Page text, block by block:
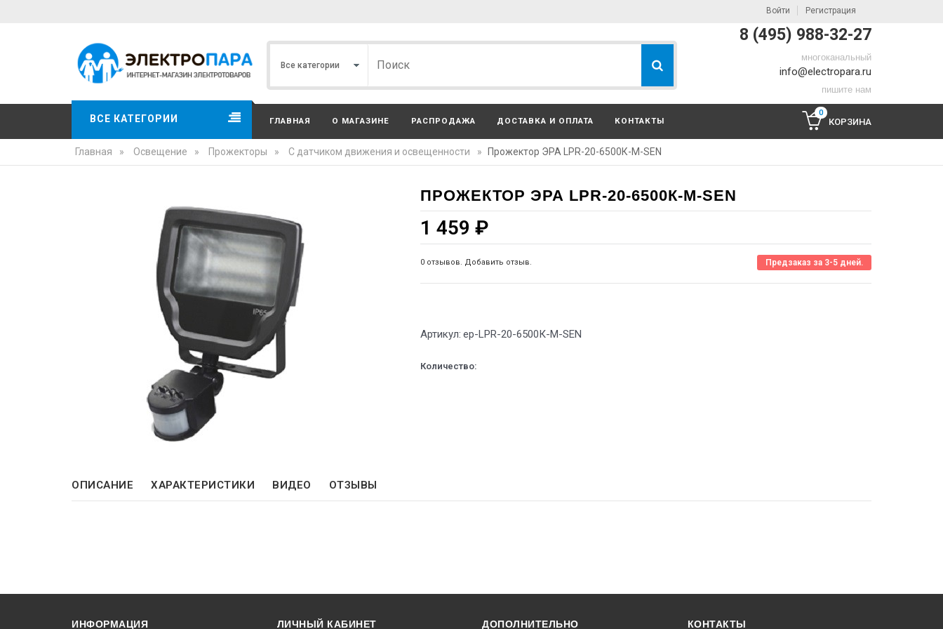
Войти Регистрация
8 (495) 988-32-27
многоканальный
info@electropara.ru
пишите нам
ВСЕ КАТЕГОРИИ ГЛАВНАЯ О МАГАЗИНЕ РАСПРОДАЖА ДОСТАВКА И ОПЛАТА КОНТАКТЫ
0
КОРЗИНА
Главная » Освещение » Прожекторы » С датчиком движения и освещенности » Прожектор ЭРА LPR-20-6500К-М-SEN
ПРОЖЕКТОР ЭРА LPR-20-6500К-М-SEN
1 459 ₽
0 отзывов. Добавить отзыв. Предзаказ за 3-5 дней.
Артикул: ep-LPR-20-6500К-М-SEN
Количество:
ОПИСАНИЕ ХАРАКТЕРИСТИКИ ВИДЕО ОТЗЫВЫ
ИНФОРМАЦИЯ ЛИЧНЫЙ КАБИНЕТ ДОПОЛНИТЕЛЬНО КОНТАКТЫ